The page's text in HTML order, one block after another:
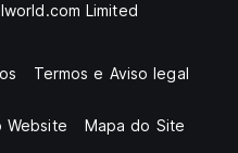
Limited
Termos e Aviso legal
Website Mapa do Site